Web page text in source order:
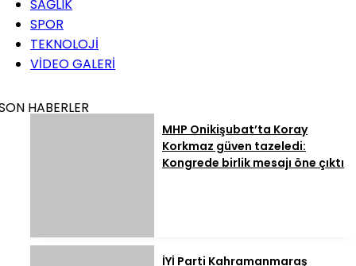
SAĞLIK
SPOR
TEKNOLOJİ
VİDEO GALERİ
HABERLER
MHP Onikişubat’ta Koray
Korkmaz güven tazeledi:
Kongrede birlik mesajı öne çıktı
İYİ Parti Kahramanmaraş